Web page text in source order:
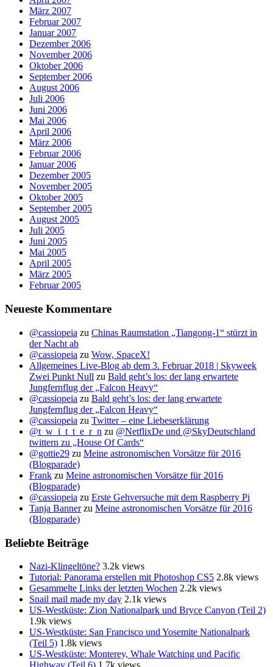
März 2007
Februar 2007
Januar 2007
Dezember 2006
November 2006
Oktober 2006
September 2006
August 2006
Juli 2006
Juni 2006
Mai 2006
April 2006
März 2006
Februar 2006
Januar 2006
Dezember 2005
November 2005
Oktober 2005
September 2005
August 2005
Juli 2005
Juni 2005
Mai 2005
April 2005
März 2005
Februar 2005
Neueste Kommentare
@cassiopeia zu Chinas Raumstation „Tiangong-1“ stürzt in
der Nacht ab
@cassiopeia zu Wow, SpaceX!
Allgemeines Live-Blog ab dem 3. Februar 2018 | Skyweek
Zwei Punkt Null zu Bald geht’s los: der lang erwartete
Jungfernflug der „Falcon Heavy“
@cassiopeia zu Bald geht’s los: der lang erwartete
Jungfernflug der „Falcon Heavy“
@cassiopeia zu Twitter – eine Liebeserklärung
@t_w_i_t_t_e_r_n zu @NetflixDe und @SkyDeutschland
twittern zu „House Of Cards“
@gottie29 zu Meine astronomischen Vorsätze für 2016
(Blogparade)
Frank zu Meine astronomischen Vorsätze für 2016
(Blogparade)
@cassiopeia zu Erste Gehversuche mit dem Raspberry Pi
Tanja Bannerzu Meine astronomischen Vorsätze für 2016
(Blogparade)
Beliebte Beiträge
Nazi-Klingeltöne? 3.2k views
Tutorial: Panorama erstellen mit Photoshop CS5 2.8k views
Gesammelte Links der letzten Wochen 2.2k views
Snail mail made my day 2.1k views
US-Westküste: Zion Nationalpark und Bryce Canyon (Teil 2)
1.9k views
US-Westküste: San Francisco und Yosemite Nationalpark
(Teil 5) 1.8k views
US-Westküste: Monterey, Whale Watching und Pacific